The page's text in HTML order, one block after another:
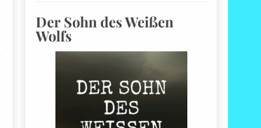
Der Sohn des Weißen
Wolfs